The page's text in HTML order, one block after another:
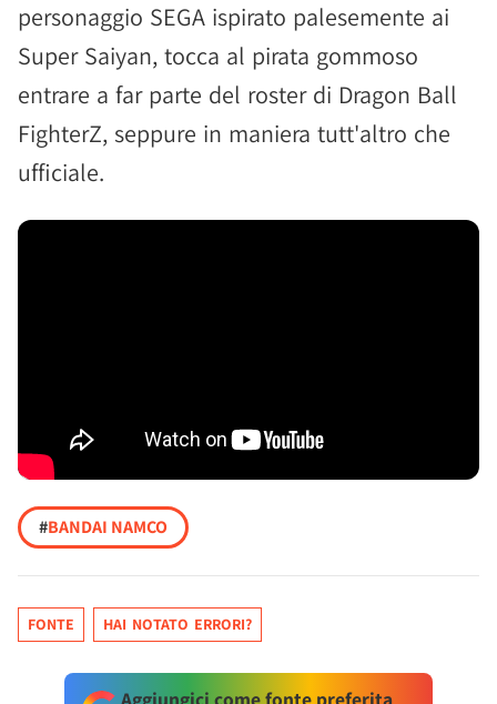
personaggio SEGA ispirato palesemente ai
Super Saiyan, tocca al pirata gommoso
entrare a far parte del roster di Dragon Ball
FighterZ, seppure in maniera tutt'altro che
ufficiale.
#BANDAI NAMCO
FONTE HAI NOTATO ERRORI?